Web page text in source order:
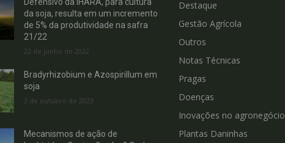
da soja, resulta em um incremento
de 5% da produtividade na safra
21/22
22 de junho de 2022
Bradyrhizobium e Azospirillum em
soja
3 de outubro de 2023
Mecanismos de ação de
Destaque
Gestão Agrícola
Outros
Notas Técnicas
Pragas
Doenças
Inovações no agronegócio
Plantas Daninhas